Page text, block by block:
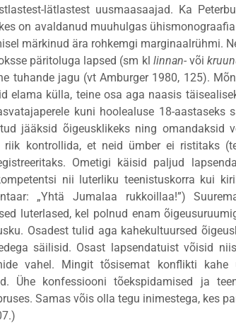
lätlastest uusmaasaajad. Ka
on avaldanud muuhulgas
märkinud ära rohkemgi marginaalrühmi.
päritoluga lapsed (sm kl linnan-või
tuhande jagu (vt Amburger 1980, 125).
elama külla, teine osa aga naasis
kuni hoolealuse 18-aastaseks
jääksid õigeusklikeks ning omandaksid
kontrollida, et neid ümber ei ristitaks
Ometigi käisid paljud
nii luterliku teenistuskorra kui
„Yhtä Jumalaa rukkoillaa!”)
luterlased, kel polnud enam
Osadest tulid aga kahekultuursed
säilisid. Osast lapsendatuist võisid
vahel. Mingit tõsisemat konflikti kahe
Ühe konfessiooni tõekspidamised ja
Samas võis olla tegu inimestega, kes